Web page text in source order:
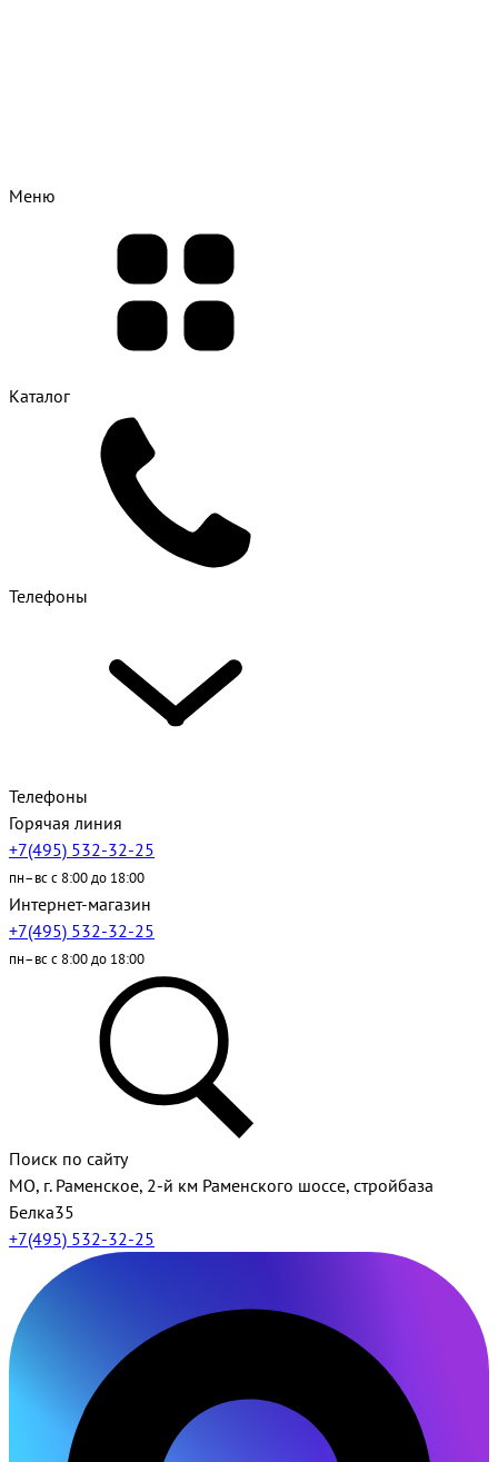
Меню
Каталог
Телефоны
Телефоны
Горячая линия
+7(495) 532-32-25
пн–вс с 8:00 до 18:00
Интернет-магазин
+7(495) 532-32-25
пн–вс с 8:00 до 18:00
Поиск по сайту
МО, г. Раменское, 2-й км Раменского шоссе, стройбаза
Белка35
+7(495) 532-32-25